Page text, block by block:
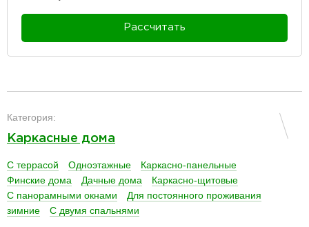
Рассчитать
Категория:
Каркасные дома
С террасой Одноэтажные
Каркасно-панельные
Финские дома
Дачные дома
Каркасно-щитовые
С панорамными окнами
Для постоянного проживания
зимние
С двумя спальнями